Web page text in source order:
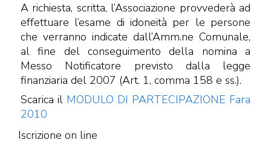
A richiesta, scritta, l’Associazione provvederà ad
effettuare l’esame di idoneità per le persone
che verranno indicate dall’Amm.ne Comunale,
al fine del conseguimento della nomina a
Messo Notificatore previsto dalla legge
finanziaria del 2007 (Art. 1, comma 158 e ss.).
Scarica il MODULO DI PARTECIPAZIONE Fara
2010
Iscrizione on line